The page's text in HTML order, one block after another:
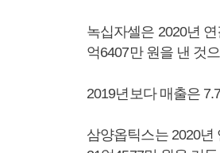
녹십자셀은 2020년
억6407만 원을 낸 것
2019년보다 매출은
삼양옵틱스는 2020년